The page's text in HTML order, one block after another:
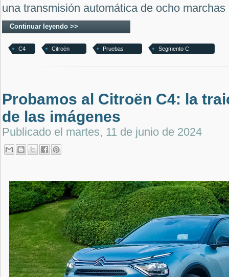
una transmisión automática de ocho marchas
Continuar leyendo >>
C4 Citroën Pruebas Segmento C
Probamos al Citroën C4: la
de las imágenes
Publicado el martes, 11 de junio de 2024